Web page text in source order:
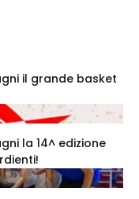
il grande basket
la 14^ edizione